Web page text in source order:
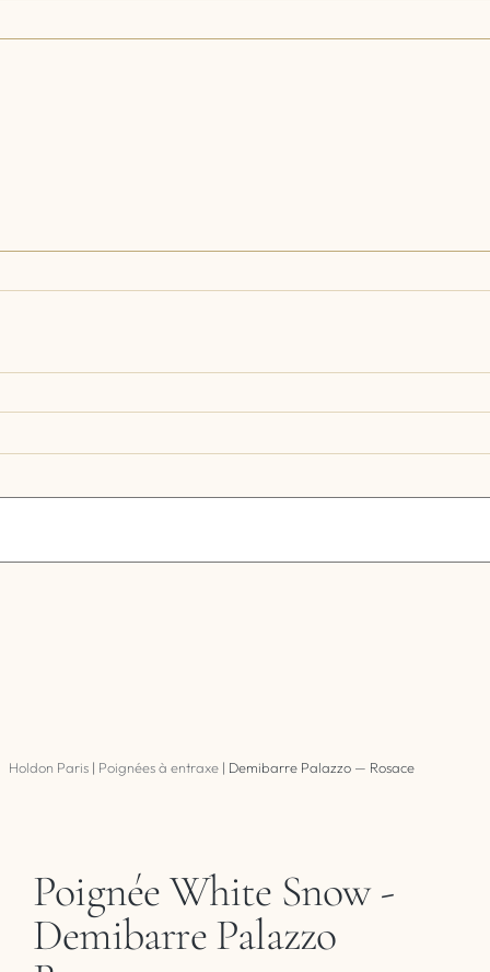
Holdon Paris | Poignées à entraxe | Demibarre Palazzo — Rosace
Poignée White Snow -
Demibarre Palazzo